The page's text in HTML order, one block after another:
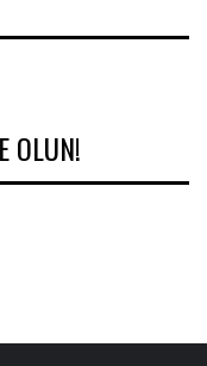
OLUN!